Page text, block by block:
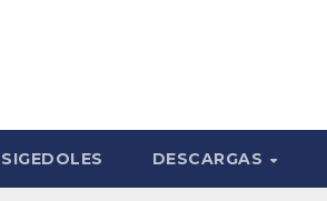
SIGEDOLES DESCARGAS